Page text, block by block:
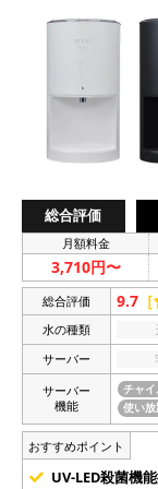
総合評価
月額料金
3,710円〜
総合評価 9.7 ［
水の種類
サーバー
サーバー
機能
チャイ
使い放
おすすめポイント
UV-LED殺菌機